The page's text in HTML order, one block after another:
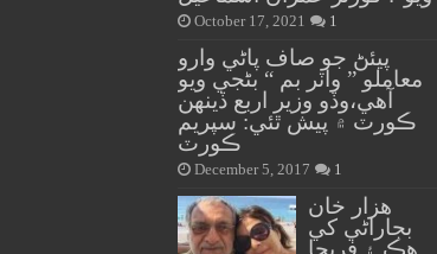
October 17, 2021 1
پيئڻ جو صاف پاڻي وارو
معاملو ” واٽر بم “ بڻجي ويو
آهي،وڏو وزير اربع ڏينهن
ڪورٽ ۾ پيش ٿئي: سپريم
ڪورٽ
December 5, 2017 1
هزار خان
بجاراڻي کي
هڪ ۽ فريحا